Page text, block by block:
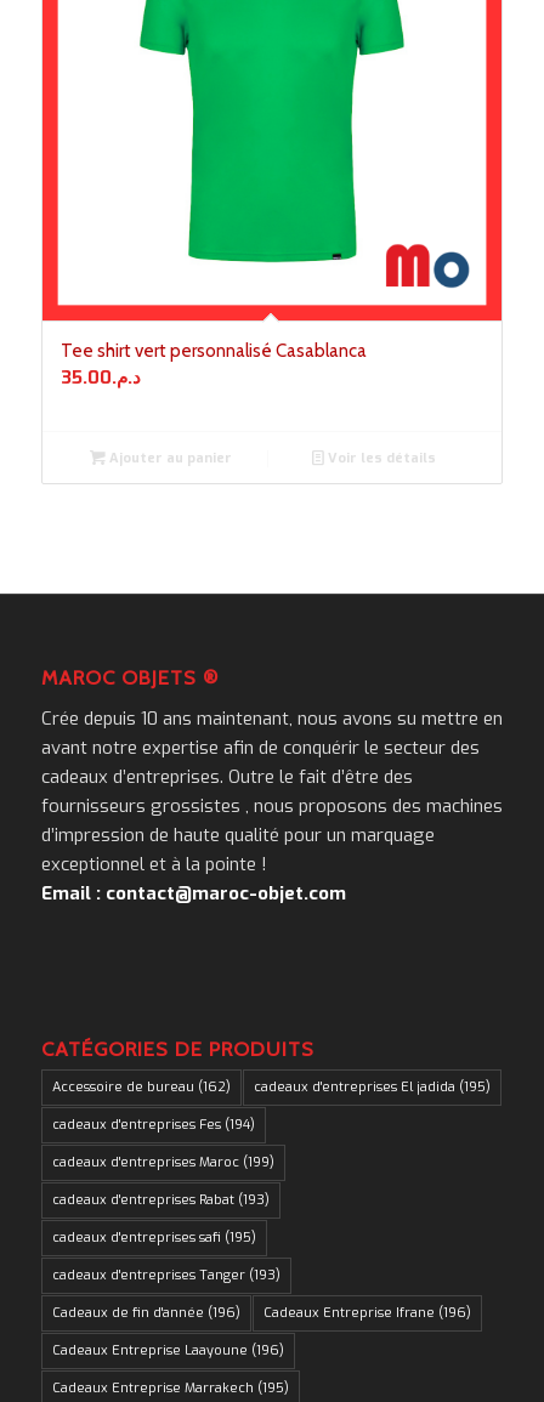
Tee shirt vert personnalisé Casablanca
د.م.35.00
Ajouter au panier Voir les détails
MAROC OBJETS ®
Crée depuis 10 ans maintenant, nous avons su mettre en
avant notre expertise afin de conquérir le secteur des
cadeaux d’entreprises. Outre le fait d’être des
fournisseurs grossistes , nous proposons des machines
d’impression de haute qualité pour un marquage
exceptionnel et à la pointe !
Email : contact@maroc-objet.com
CATÉGORIES DE PRODUITS
Accessoire de bureau (162) cadeaux d'entreprises El jadida (195)
cadeaux d'entreprises Fes(194)
cadeaux d'entreprises Maroc(199)
cadeaux d'entreprises Rabat(193)
cadeaux d'entreprises safi (195)
cadeaux d'entreprises Tanger(193)
Cadeaux de fin d'année (196) Cadeaux Entreprise Ifrane (196)
Cadeaux Entreprise Laayoune (196)
Cadeaux Entreprise Marrakech (195)